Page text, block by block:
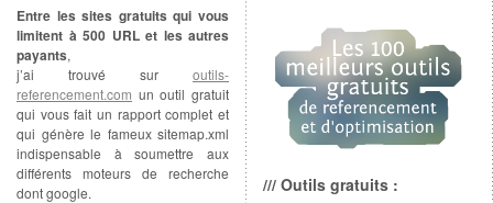
/// Outils gratuits :
Entre les sites gratuits qui vous
limitent à 500 URL et les autres
payants,
j’ai trouvé sur outils-
referencement.com un outil gratuit
qui vous fait un rapport complet et
qui génère le fameux sitemap.xml
indispensable à soumettre aux
différents moteurs de recherche
dont google.